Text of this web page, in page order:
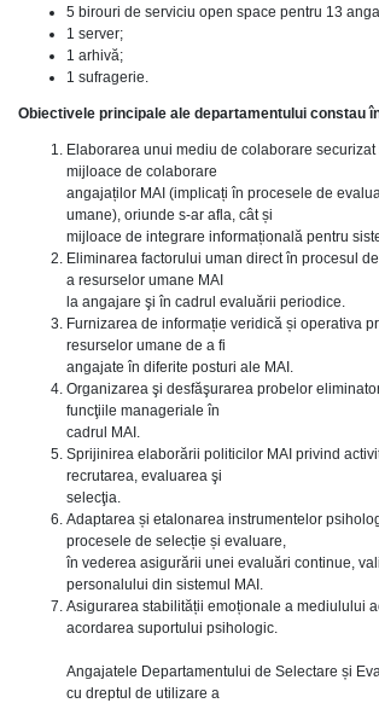
5 birouri de serviciu open space pentru 13
1 server;
1 arhivă;
1 sufragerie.
Obiectivele principale ale departamentului constau
Elaborarea unui mediu de colaborare
mijloace de colaborare
angajaților MAI (implicați în procesele de
umane), oriunde s-ar afla, cât și
mijloace de integrare informațională pentru
Eliminarea factorului uman direct în procesul
a resurselor umane MAI
la angajare şi în cadrul evaluării periodice.
Furnizarea de informație veridică și operativa
resurselor umane de a fi
angajate în diferite posturi ale MAI.
Organizarea şi desfăşurarea probelor
funcţiile manageriale în
cadrul MAI.
Sprijinirea elaborării politicilor MAI privind
recrutarea, evaluarea şi
selecţia.
Adaptarea și etalonarea instrumentelor
procesele de selecție și evaluare,
în vederea asigurării unei evaluări continue,
personalului din sistemul MAI.
Asigurarea stabilității emoționale a mediulului
acordarea suportului psihologic.
Angajatele Departamentului de Selectare și
cu dreptul de utilizare a